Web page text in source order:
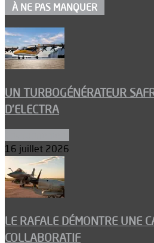
À NE PAS MANQUER
UN TURBOGÉNÉRATEUR
D’ELECTRA
16 juillet 2026
LE RAFALE DÉMONTRE UNE
COLLABORATIF